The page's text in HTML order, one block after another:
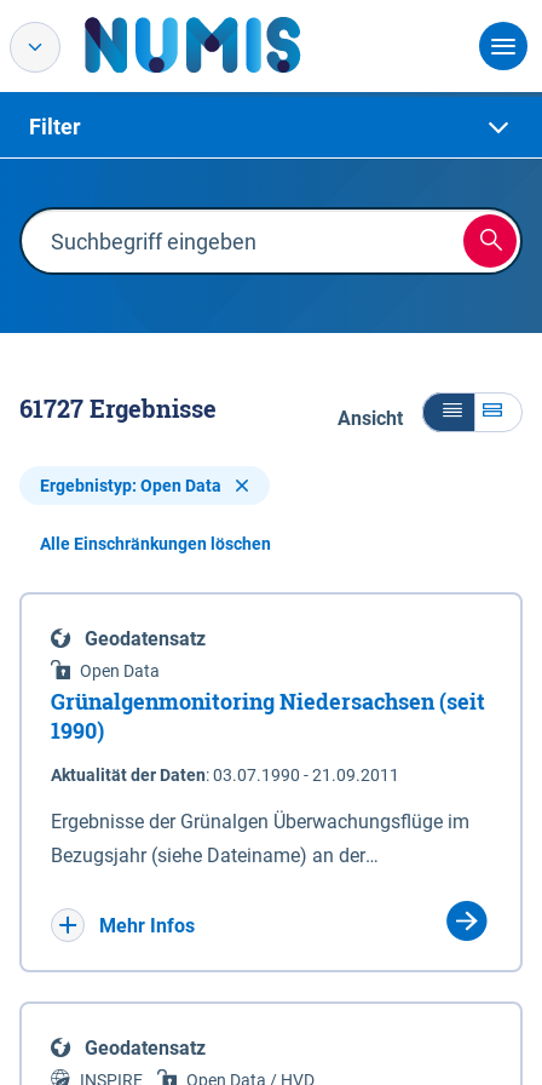
Filter
61727Ergebnisse Ansicht
Ergebnistyp: Open Data
Alle Einschränkungen löschen
Geodatensatz
Open Data
Grünalgenmonitoring Niedersachsen (seit
1990)
Aktualität der Daten:03.07.1990 - 21.09.2011
Ergebnisse der Grünalgen Überwachungsflüge im
Bezugsjahr (siehe Dateiname) an der
monatlich in den Sommermonaten durchgeführt -
2007 werden auch die Flussmündungen der Ems
Mehr Infos
Geodatensatz
INSPIRE Open Data / HVD